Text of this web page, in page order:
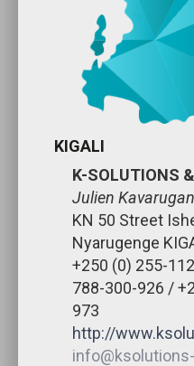
KIGALI
K-SOLUTIONS
Julien
KN 50 Street
Nyarugenge
+250 (0) 255-
788-300-926 /
973
http://